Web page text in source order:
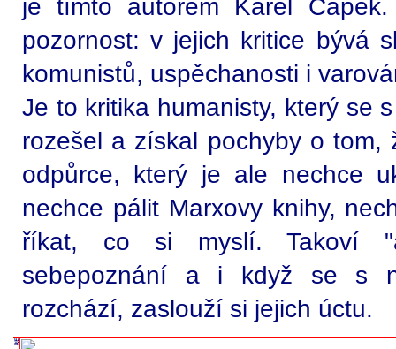
je tímto autorem Karel
pozornost: v jejich kritice bývá
komunistů, uspěchanosti i
Je to kritika humanisty, který se
rozešel a získal pochyby o tom,
odpůrce, který je ale nechce
nechce pálit Marxovy knihy,
říkat, co si myslí. Takoví
sebepoznání a i když se s
rozchází, zaslouží si jejich úctu.